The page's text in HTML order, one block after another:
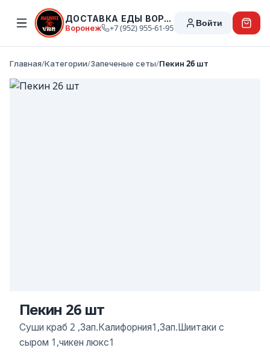
ДОСТАВКА ЕДЫ ВОРОНЕЖ
Воронеж +7 (952) 955-61-95 Войти
Главная/Категории/Запеченые сеты/Пекин 26 шт
Пекин 26 шт
Суши краб 2 ,Зап.Калифорния1,Зап.Шиитаки с
сыром 1,чикен люкс1